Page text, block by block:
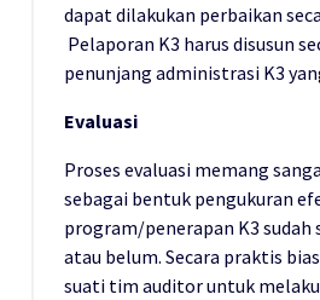
dapat dilakukan perbaikan
Pelaporan K3 harus disusun
penunjang administrasi K3
Evaluasi
Proses evaluasi memang
sebagai bentuk pengukuran
program/penerapan K3
atau belum. Secara praktis
suati tim auditor untuk